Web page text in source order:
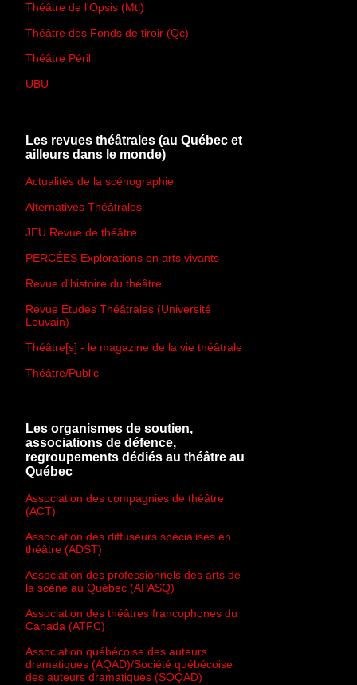
Théâtre de l'Opsis (Mtl)
Théâtre des Fonds de tiroir (Qc)
Théâtre Péril
UBU
Les revues théâtrales (au Québec et
ailleurs dans le monde)
Actualités de la scénographie
Alternatives Théâtrales
JEU Revue de théâtre
PERCÉES Explorations en arts vivants
Revue d'histoire du théâtre
Revue Études Théâtrales (Université
Louvain)
Théâtre[s] - le magazine de la vie théâtrale
Théâtre/Public
Les organismes de soutien,
associations de défence,
regroupements dédiés au théâtre au
Québec
Association des compagnies de théâtre
(ACT)
Association des diffuseurs spécialisés en
théâtre (ADST)
Association des professionnels des arts de
la scène au Québec (APASQ)
Association des théâtres francophones du
Canada (ATFC)
Association québécoise des auteurs
dramatiques (AQAD)/Société québécoise
des auteurs dramatiques (SOQAD)